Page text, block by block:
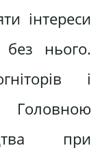
інтереси
нього.
і
Головною
при